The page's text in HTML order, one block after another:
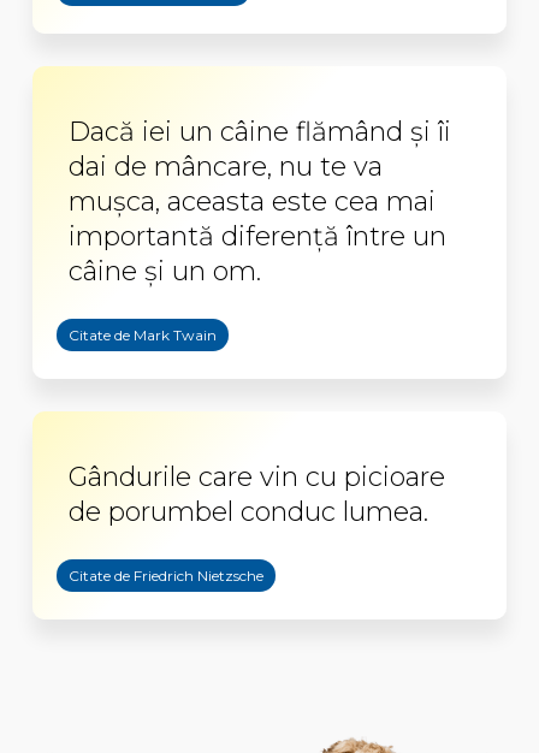
Dacă iei un câine flămând şi îi
dai de mâncare, nu te va
muşca, aceasta este cea mai
importantă diferenţă între un
câine şi un om.
Citate de Mark Twain
Gândurile care vin cu picioare
de porumbel conduc lumea.
Citate de Friedrich Nietzsche